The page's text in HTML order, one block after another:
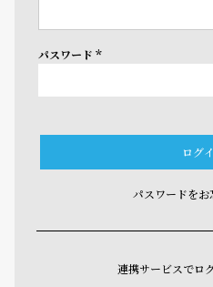
パスワード
(必
ログ
パスワードをお
連携サービスでロ